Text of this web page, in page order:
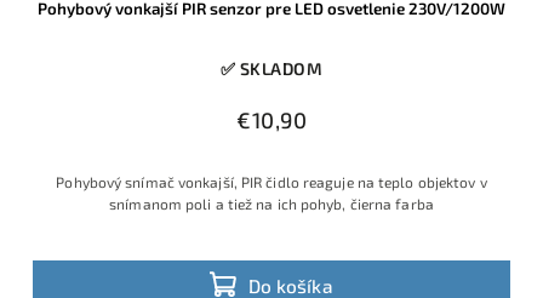
Pohybový vonkajší PIR senzor pre LED osvetlenie 230V/1200W
✅ SKLADOM
€10,90
Do košíka
Pohybový snímač vonkajší, PIR čidlo reaguje na teplo objektov v
snímanom poli a tiež na ich pohyb, čierna farba